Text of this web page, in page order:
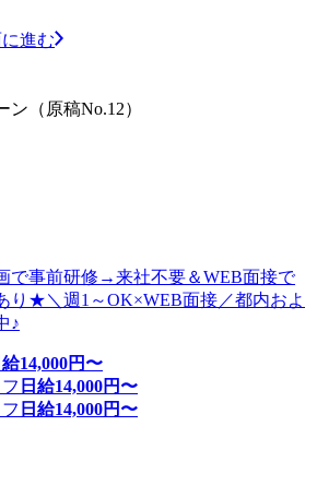
進む
（原稿No.12）
で事前研修→来社不要＆WEB面接で
り★＼週1～OK×WEB面接／都内およ
♪
給14,000円〜
日給14,000円〜
日給14,000円〜